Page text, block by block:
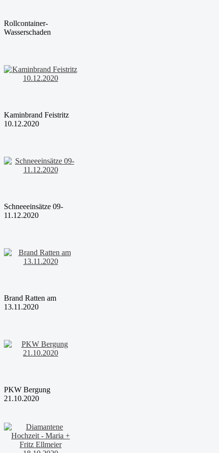
Rollcontainer-
Wasserschaden
Kaminbrand Feistritz
10.12.2020
Schneeeinsätze 09-
11.12.2020
Brand Ratten am
13.11.2020
PKW Bergung
21.10.2020